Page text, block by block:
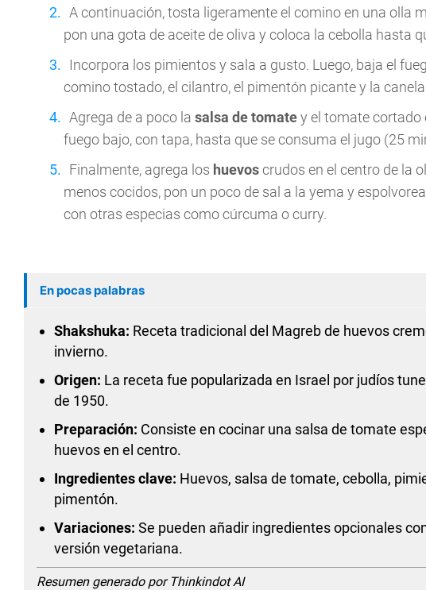
A continuación, tosta ligeramente el comino en una olla
pon una gota de aceite de oliva y coloca la cebolla hasta
Incorpora los pimientos y sala a gusto. Luego, baja el
comino tostado, el cilantro, el pimentón picante y la
Agrega de a poco la salsa de tomatey el tomate cortado
fuego bajo, con tapa, hasta que se consuma el jugo (25
Finalmente, agrega los huevoscrudos en el centro de la
menos cocidos, pon un poco de sal a la yema y
con otras especias como cúrcuma o curry.
En pocas palabras
Shakshuka: Receta tradicional del Magreb de huevos
invierno.
Origen: La receta fue popularizada en Israel por judíos
de 1950.
Preparación: Consiste en cocinar una salsa de tomate
huevos en el centro.
Ingredientes clave: Huevos, salsa de tomate, cebolla,
pimentón.
Variaciones: Se pueden añadir ingredientes opcionales
versión vegetariana.
Resumen generado por Thinkindot AI